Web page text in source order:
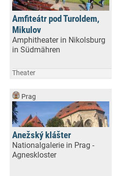
Amfiteátr pod Turoldem,
Mikulov
Amphitheater in Nikolsburg
in Südmähren
Theater
Prag
Anežský klášter
Nationalgalerie in Prag -
Agneskloster